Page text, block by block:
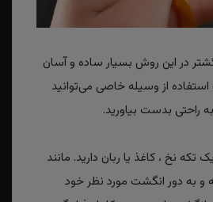
در این روش بسیار ساده و آسان
از وسیله خاصی می‌توانید
راحتی بدست بیاورید.
تکه نخ ، کاغذ یا ربان دارید. مانند
و به دور انگشت مورد نظر خود